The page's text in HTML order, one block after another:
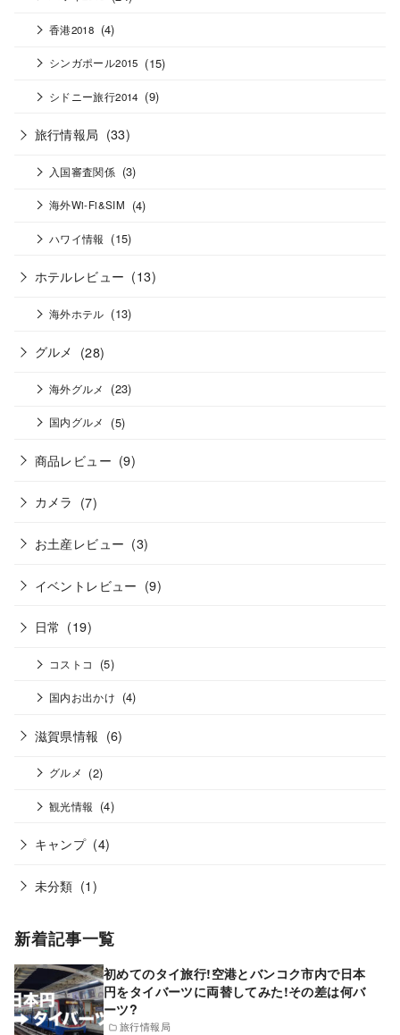
香港2018 (4)
シンガポール2015 (15)
シドニー旅行2014 (9)
旅行情報局 (33)
入国審査関係 (3)
海外Wi-Fi&SIM (4)
ハワイ情報 (15)
ホテルレビュー (13)
海外ホテル (13)
グルメ (28)
海外グルメ (23)
国内グルメ (5)
商品レビュー (9)
カメラ (7)
お土産レビュー (3)
イベントレビュー (9)
日常 (19)
コストコ (5)
国内お出かけ (4)
滋賀県情報 (6)
グルメ (2)
観光情報 (4)
キャンプ (4)
未分類 (1)
新着記事一覧
旅行情報局
初めてのタイ旅行!空港とバンコク市内で日本
円をタイバーツに両替してみた!その差は何バ
ーツ?